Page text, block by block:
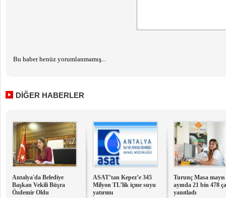
Bu haber henüz yorumlanmamış...
DİĞER HABERLER
Antalya'da Belediye
Başkan Vekili Büşra
Özdemir Oldu
ASAT’tan Kepez’e 345
Milyon TL’lik içme suyu
yatırımı
Turunç Masa mayıs
ayında 21 bin 478
yanıtladı